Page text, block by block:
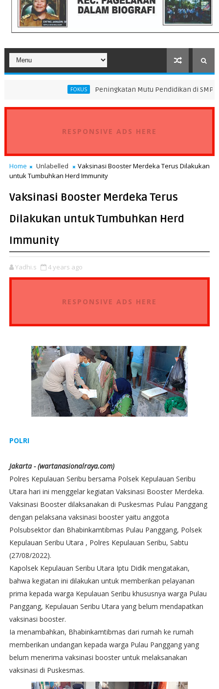
Peningkatan Mutu Pendidikan di SMP Darus Syifa
RESPONSIVE ADS HERE
Home Unlabelled
Vaksinasi Booster Merdeka Terus Dilakukan
untuk Tumbuhkan Herd Immunity
Vaksinasi Booster Merdeka Terus
Dilakukan untuk Tumbuhkan Herd
Immunity
Yadhi.s 4 years ago
RESPONSIVE ADS HERE
POLRI
Jakarta - (wartanasionalraya.com)
Polres Kepulauan Seribu bersama Polsek Kepulauan Seribu
Utara hari ini menggelar kegiatan Vaksinasi Booster Merdeka.
Vaksinasi Booster dilaksanakan di Puskesmas Pulau Panggang
dengan pelaksana vaksinasi booster yaitu anggota
Polsubsektor dan Bhabinkamtibmas Pulau Panggang, Polsek
Kepulauan Seribu Utara , Polres Kepulauan Seribu, Sabtu
(27/08/2022).
Kapolsek Kepulauan Seribu Utara Iptu Didik mengatakan,
bahwa kegiatan ini dilakukan untuk memberikan pelayanan
prima kepada warga Kepulauan Seribu khususnya warga Pulau
Panggang, Kepulauan Seribu Utara yang belum mendapatkan
vaksinasi booster.
Ia menambahkan, Bhabinkamtibmas dari rumah ke rumah
memberikan undangan kepada warga Pulau Panggang yang
belum menerima vaksinasi booster untuk melaksanakan
vaksinasi di Puskesmas.